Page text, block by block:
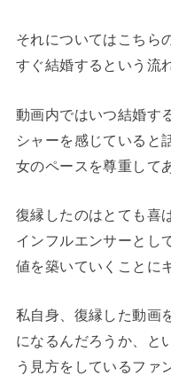
それについてはこちら
すぐ結婚するという流
動画内ではいつ結婚す
シャーを感じていると
女のペースを尊重して
復縁したのはとても喜
インフルエンサーとし
値を築いていくことに
私自身、復縁した動画
になるんだろうか、と
う見方をしているファ